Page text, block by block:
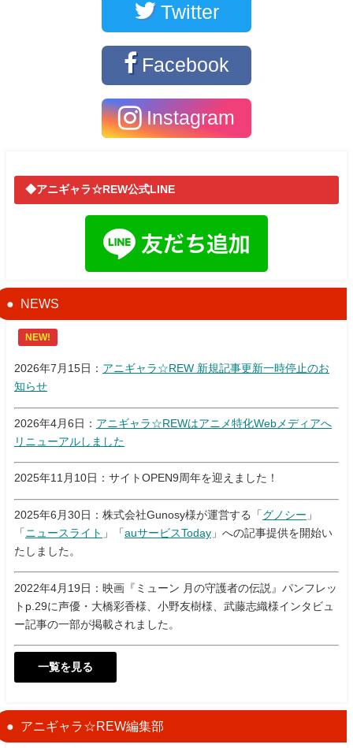
Twitter
Facebook
Instagram
◆アニギャラ☆REW公式LINE
NEWS
NEW!
2026年7月15日： アニギャラ☆REW 新規記事更新一時停止のお
知らせ
2026年4月6日： アニギャラ☆REWはアニメ特化Webメディアへ
リニューアルしました
2025年11月10日：サイトOPEN9周年を迎えました！
2025年6月30日：株式会社Gunosy様が運営する「 グノシー 」
「 ニュースライト 」「 auサービスToday 」への記事提供を開始い
たしました。
2022年4月19日：映画『ミューン 月の守護者の伝説』パンフレッ
トp.29に声優・大橋彩香様、小野友樹様、武藤志織様インタビュ
ー記事の一部が掲載されました。
一覧を見る
アニギャラ☆REW編集部